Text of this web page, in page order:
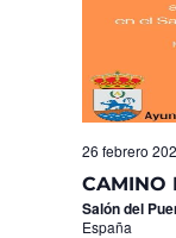
CAMINO
26 febrero
Salón del
España